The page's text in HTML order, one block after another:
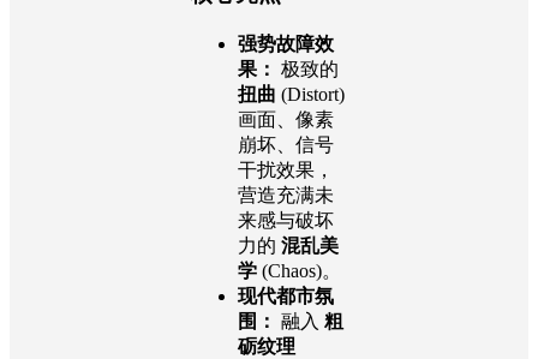
强势故障效
果： 极致的
扭曲 (Distort)
画面、像素
崩坏、信号
干扰效果，
营造充满未
来感与破坏
力的 混乱美
学 (Chaos)。
现代都市氛
围： 融入 粗
砺纹理